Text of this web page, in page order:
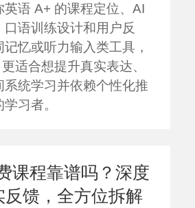
英语 A+ 的课程定位、AI
口语训练设计和用户反
忆或听力输入类工具，
适合想提升真实表达、
系统学习并依赖个性化推
习者。
课程靠谱吗？深度
反馈，全方位拆解